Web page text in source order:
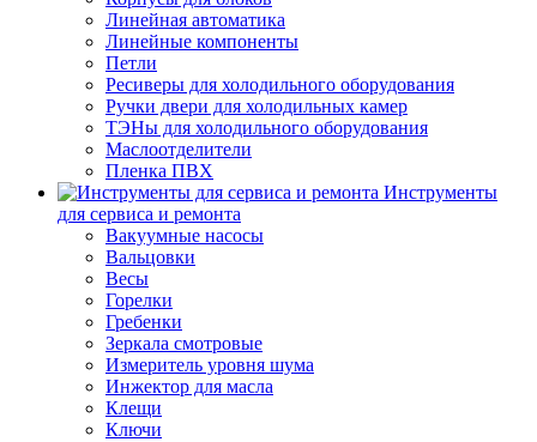
Линейная автоматика
Линейные компоненты
Петли
Ресиверы для холодильного оборудования
Ручки двери для холодильных камер
ТЭНы для холодильного оборудования
Маслоотделители
Пленка ПВХ
Инструменты
для сервиса и ремонта
Вакуумные насосы
Вальцовки
Весы
Горелки
Гребенки
Зеркала смотровые
Измеритель уровня шума
Инжектор для масла
Клещи
Ключи